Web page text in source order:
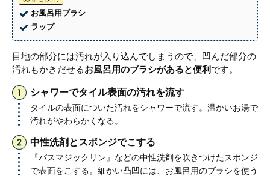
お風呂用ブラシ
ラップ
目地の部分には汚れが入り込んでしまうので、凹んだ部分の
汚れもかきだせるお風呂用のブラシがあると便利 です。
シャワーでタイル表面の汚れを流す
タイルの表面についた汚れをシャワーで流す。温かいお湯で
汚れがやわらかくなる。
中性洗剤とスポンジでこする
『バスマジックリン』などの中性洗剤を吹きつけたスポンジ
で表面をこする。細かい凸凹には、お風呂用のブラシを使う